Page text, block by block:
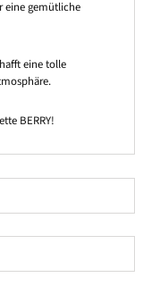
eine gemütliche
eine tolle
BERRY!